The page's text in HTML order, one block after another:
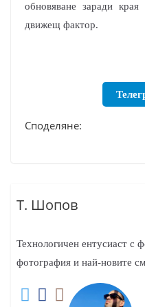
обновяване заради
движещ фактор.​
Споделяне:
Т. Шопов
Технологичен ентусиаст с
фотография и най-новите